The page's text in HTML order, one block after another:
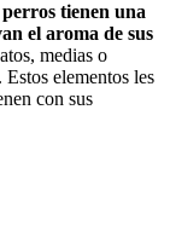
tienen una
el aroma de sus
medias o
elementos les
con sus